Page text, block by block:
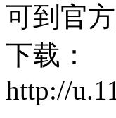
可到官
下载：
http://